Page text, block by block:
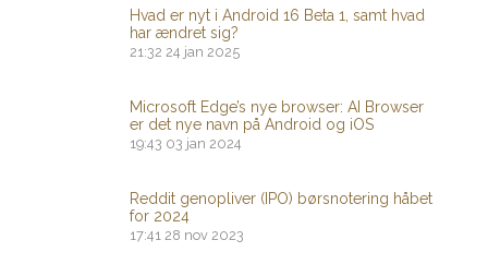
Hvad er nyt i Android 16 Beta 1, samt hvad
har ændret sig?
21:32 24 jan 2025
Microsoft Edge’s nye browser: AI Browser
er det nye navn på Android og iOS
19:43 03 jan 2024
Reddit genopliver (IPO) børsnotering håbet
for 2024
17:41 28 nov 2023